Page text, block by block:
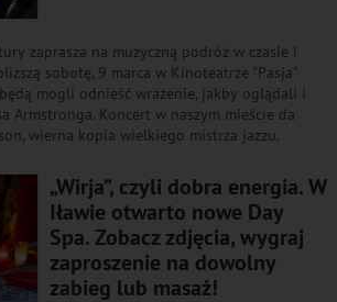
zaprasza na muzyczną podróż w czasie i
sobotę, 9 marca w Kinoteatrze "Pasja"
mogli odnieść wrażenie, jakby oglądali i
Armstronga. Koncert w naszym mieście da
wierna kopia wielkiego mistrza jazzu.
„Wirja”, czyli dobra energia. W
Iławie otwarto nowe Day
Spa. Zobacz zdjęcia, wygraj
zaproszenie na dowolny
zabieg lub masaż!